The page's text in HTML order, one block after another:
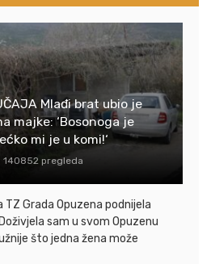
Mlađi brat ubio je
majke: ‘Bosonoga je
mi je u komi!‘
140852 pregleda
TZ Grada Opuzena podnijela
sam u svom Opuzenu
što jedna žena može